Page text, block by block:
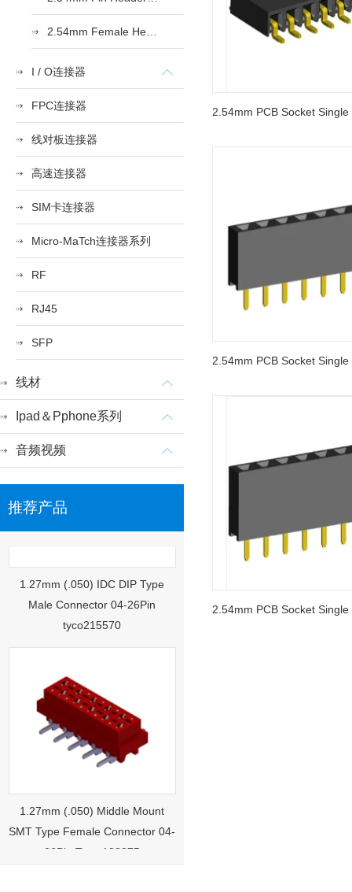
I / O连接器
FPC连接器
线对板连接器
高速连接器
SIM卡连接器
Micro-MaTch连接器系列
RF
RJ45
SFP
线材
Ipad＆Pphone系列
音频视频
推荐产品
Male Connector 04-26Pin
tyco215570
SMT Type Female Connector 04-
26Pin Tyco 188275